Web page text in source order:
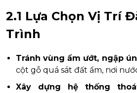
2.1 Lựa Chọn Vị Trí
Trình
Tránh vùng ẩm ướt, ngập
cột gỗ quá sát đất ẩm, nơi
Xây dựng hệ thống